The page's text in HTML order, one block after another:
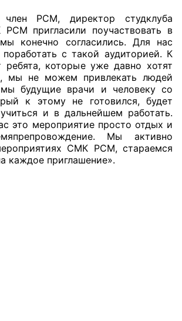
РСМ, директор студклуба
пригласили поучаствовать в
конечно согласились. Для нас
с такой аудиторией. К
ребята, которые уже давно хотят
мы не можем привлекать людей
будущие врачи и человеку со
к этому не готовился, будет
и в дальнейшем работать.
это мероприятие просто отдых и
Мы активно
СМК РСМ, стараемся
каждое приглашение».